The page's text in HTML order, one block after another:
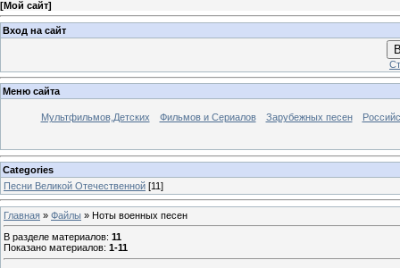
[Мой сайт]
Вход на сайт
Меню сайта
Мультфильмов,Детских Фильмов и Сериалов Зарубежных песен
Categories
Песни Великой Отечественной [11]
Главная » Файлы » Ноты военных песен
В разделе материалов: 11
Показано материалов: 1-11